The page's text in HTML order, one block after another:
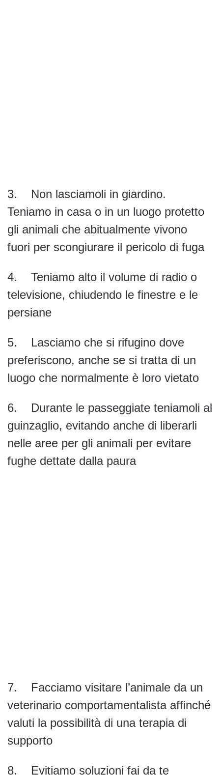
3. Non lasciamoli in giardino.
Teniamo in casa o in un luogo protetto
gli animali che abitualmente vivono
fuori per scongiurare il pericolo di fuga
4. Teniamo alto il volume di radio o
televisione, chiudendo le finestre e le
persiane
5. Lasciamo che si rifugino dove
preferiscono, anche se si tratta di un
luogo che normalmente è loro vietato
6. Durante le passeggiate teniamoli al
guinzaglio, evitando anche di liberarli
nelle aree per gli animali per evitare
fughe dettate dalla paura
7. Facciamo visitare l’animale da un
veterinario comportamentalista affinché
valuti la possibilità di una terapia di
supporto
8. Evitiamo soluzioni fai da te